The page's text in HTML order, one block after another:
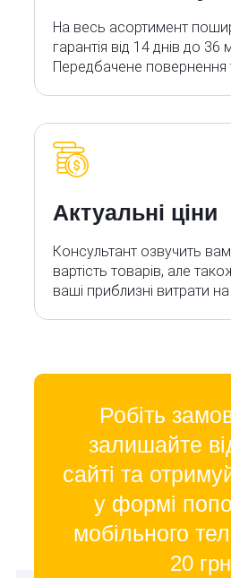
На весь асортимент
гарантія від 14 днів до 36
Передбачене повернення
Актуальні ціни
Консультант озвучить вам
вартість товарів, але
ваші приблизні витрати
Робіть
залишайте
сайті та
у формі
мобільного
20 грн